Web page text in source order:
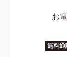
お
無料通